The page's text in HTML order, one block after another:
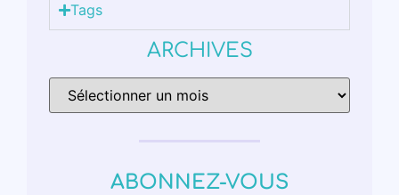
Tags
ARCHIVES
ABONNEZ-VOUS